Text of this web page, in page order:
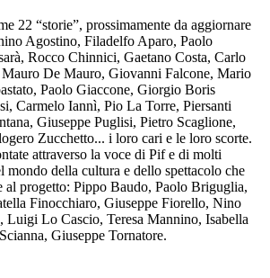
22 “storie”, prossimamente da aggiornare
Agostino, Filadelfo Aparo, Paolo
Rocco Chinnici, Gaetano Costa, Carlo
De Mauro, Giovanni Falcone, Mario
Paolo Giaccone, Giorgio Boris
Carmelo Iannì, Pio La Torre, Piersanti
Giuseppe Puglisi, Pietro Scaglione,
Zucchetto... i loro cari e le loro scorte.
attraverso la voce di Pif e di molti
mondo della cultura e dello spettacolo che
al progetto: Pippo Baudo, Paolo Briguglia,
Finocchiaro, Giuseppe Fiorello, Nino
Luigi Lo Cascio, Teresa Mannino, Isabella
Giuseppe Tornatore.